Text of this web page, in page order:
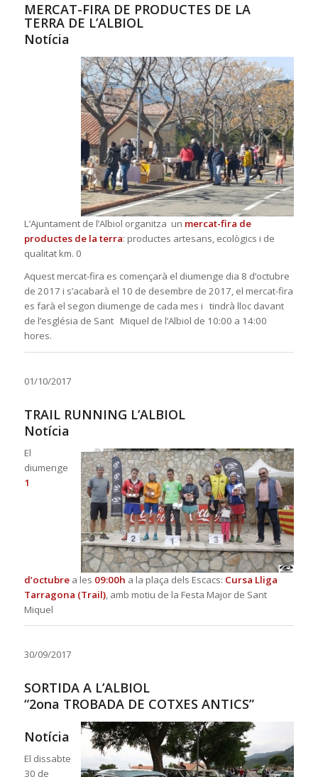
MERCAT-FIRA DE PRODUCTES DE LA
TERRA DE L’ALBIOL
Notícia
L’Ajuntament de l’Albiol organitza un mercat-fira de
productes de la terra: productes artesans, ecològics i de
qualitat km. 0
Aquest mercat-fira es començarà el diumenge dia 8 d’octubre
de 2017 i s’acabarà el 10 de desembre de 2017, el mercat-fira
es farà el segon diumenge de cada mes i tindrà lloc davant
de l’església de Sant Miquel de l’Albiol de 10:00 a 14:00
hores.
01/10/2017
TRAIL RUNNING L’ALBIOL
Notícia
El
diumenge
1
d’octubrea les 09:00h a la plaça dels Escacs: Cursa Lliga
Tarragona (Trail), amb motiu de la Festa Major de Sant
Miquel
30/09/2017
SORTIDA A L’ALBIOL
“2ona TROBADA DE COTXES ANTICS”
Notícia
El dissabte
30 de